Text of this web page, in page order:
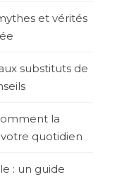
et vérités
substituts de
la
quotidien
: un guide